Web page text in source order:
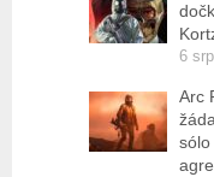
6
Arc
sólo